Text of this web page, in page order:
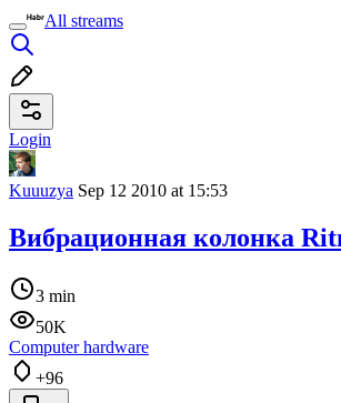
All streams
Login
Kuuuzya Sep 12 2010 at 15:53
Вибрационная колонка
3 min
50K
Computer hardware
+96